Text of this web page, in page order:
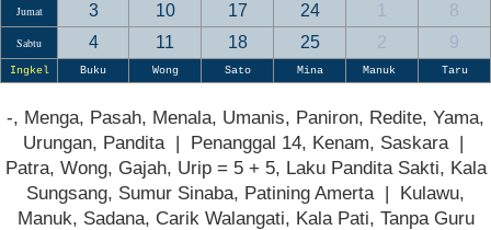
Jumat 3 10 17 24 1 8
Sabtu 4 11 18 25 2 9
Ingkel Buku Wong Sato Mina Manuk Taru
-, Menga, Pasah, Menala, Umanis, Paniron, Redite, Yama,
Urungan, Pandita | Penanggal 14, Kenam, Saskara |
Patra, Wong, Gajah, Urip = 5 + 5, Laku Pandita Sakti, Kala
Sungsang, Sumur Sinaba, Patining Amerta | Kulawu,
Manuk, Sadana, Carik Walangati, Kala Pati, Tanpa Guru